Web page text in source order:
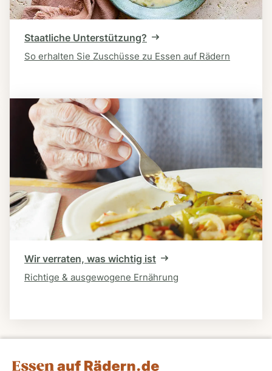
Staatliche Unterstützung?
So erhalten Sie Zuschüsse zu Essen auf Rädern
Wir verraten, was wichtig ist
Richtige & ausgewogene Ernährung